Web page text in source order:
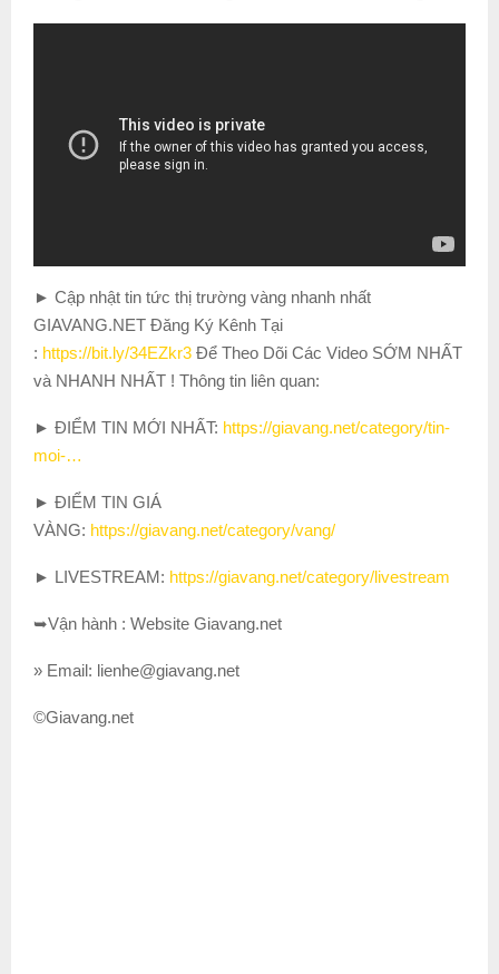
► Cập nhật tin tức thị trường vàng nhanh nhất
GIAVANG.NET Đăng Ký Kênh Tại
: https://bit.ly/34EZkr3 Để Theo Dõi Các Video SỚM NHẤT
và NHANH NHẤT ! Thông tin liên quan:
► ĐIỂM TIN MỚI NHẤT: https://giavang.net/category/tin-
moi-…
► ĐIỂM TIN GIÁ
VÀNG: https://giavang.net/category/vang/
► LIVESTREAM: https://giavang.net/category/livestream
➥Vận hành : Website Giavang.net
» Email: lienhe@giavang.net
©Giavang.net